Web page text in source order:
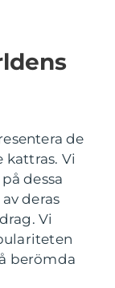
de
kattras. Vi
dessa
deras
Vi
berömda